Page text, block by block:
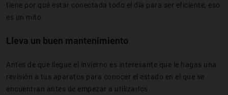
tiene por qué estar conectada todo el día para ser eficiente, eso
es un mito.
Lleva un buen mantenimiento
Antes de que llegue el invierno es interesante que le hagas una
revisión a tus aparatos para conocer el estado en el que se
encuentran antes de empezar a utilizarlos.